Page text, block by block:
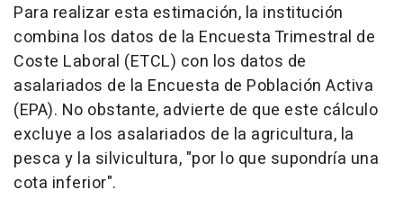
Para realizar esta estimación, la institución
combina los datos de la Encuesta Trimestral de
Coste Laboral (ETCL) con los datos de
asalariados de la Encuesta de Población Activa
(EPA). No obstante, advierte de que este cálculo
excluye a los asalariados de la agricultura, la
pesca y la silvicultura, "por lo que supondría una
cota inferior".